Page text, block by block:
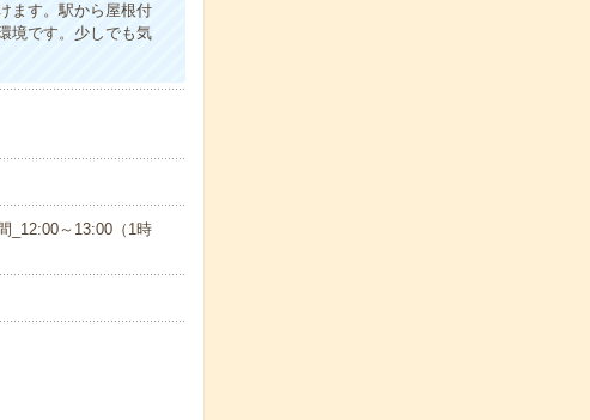
ます。駅から屋根付
境です。少しでも気
_12:00～13:00（1時